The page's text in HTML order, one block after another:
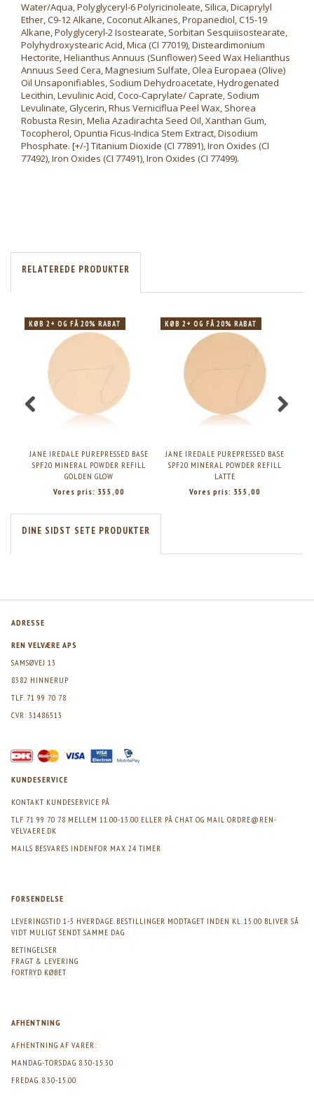
Water/Aqua, Polyglyceryl-6 Polyricinoleate, Silica, Dicaprylyl
Ether, C9-12 Alkane, Coconut Alkanes, Propanediol, C15-19
Alkane, Polyglyceryl-2 Isostearate, Sorbitan Sesquiisostearate,
Polyhydroxystearic Acid, Mica (CI 77019), Disteardimonium
Hectorite, Helianthus Annuus (Sunflower) Seed Wax Helianthus
Annuus Seed Cera, Magnesium Sulfate, Olea Europaea (Olive)
Oil Unsaponifiables, Sodium Dehydroacetate, Hydrogenated
Lecithin, Levulinic Acid, Coco-Caprylate/ Caprate, Sodium
Levulinate, Glycerin, Rhus Verniciflua Peel Wax, Shorea
Robusta Resin, Melia Azadirachta Seed Oil, Xanthan Gum,
Tocopherol, Opuntia Ficus-Indica Stem Extract, Disodium
Phosphate. [+/-] Titanium Dioxide (CI 77891), Iron Oxides (CI
77492), Iron Oxides (CI 77491), Iron Oxides (CI 77499).
RELATEREDE PRODUKTER
KØB 2+ OG FÅ 20% RABAT
JANE IREDALE PUREPRESSED BASE
SPF20 MINERAL POWDER REFILL
GOLDEN GLOW
Vores pris: 355,00
KØB 2+ OG FÅ 20% RABAT
JANE IREDALE PUREPRESSED BASE
SPF20 MINERAL POWDER REFILL
LATTE
Vores pris: 355,00
DINE SIDST SETE PRODUKTER
ADRESSE
REN VELVÆRE APS
SAMSØVEJ 13
8382 HINNERUP
TLF. 71 99 70 78
CVR: 31486513
KUNDESERVICE
KONTAKT KUNDESERVICE PÅ
TLF 71 99 70 78 MELLEM 11.00-13.00 ELLER PÅ CHAT OG MAIL ORDRE@REN-
VELVAERE.DK
MAILS BESVARES INDENFOR MAX 24 TIMER
FORSENDELSE
LEVERINGSTID 1-3 HVERDAGE. BESTILLINGER MODTAGET INDEN KL. 15.00 BLIVER SÅ
VIDT MULIGT SENDT SAMME DAG
BETINGELSER
FRAGT & LEVERING
FORTRYD KØBET
AFHENTNING
AFHENTNING AF VARER:
MANDAG-TORSDAG 8.30-15.30
FREDAG. 8.30-15.00